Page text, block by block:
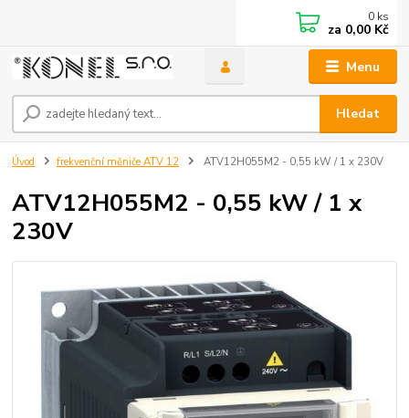
Menu
Hledat
0 ks
za 0,00 Kč
Úvod frekvenční měniče ATV 12 ATV12H055M2 - 0,55 kW / 1 x 230V
ATV12H055M2 - 0,55 kW / 1 x
230V